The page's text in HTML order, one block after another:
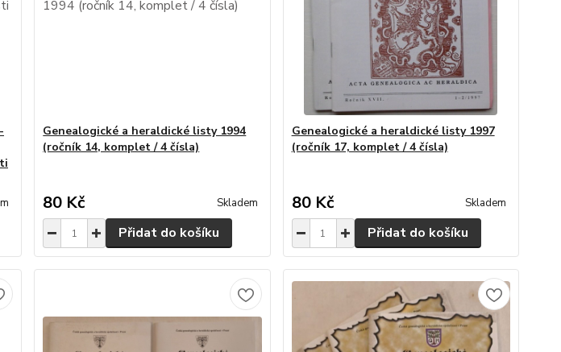
Genealogické a heraldické listy 1994
(ročník 14, komplet / 4 čísla)
80 Kč Skladem
Přidat do košíku
Genealogické a heraldické listy 1997
(ročník 17, komplet / 4 čísla)
80 Kč Skladem
Přidat do košíku